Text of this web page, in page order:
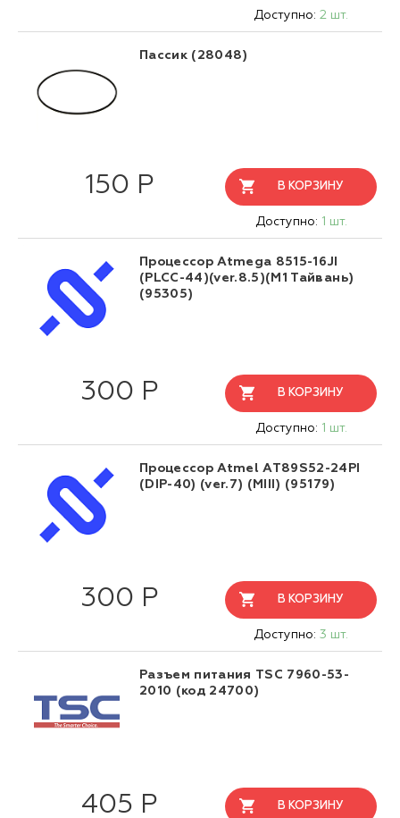
Доступно: 2 шт.
Пассик (28048)
150 Р В КОРЗИНУ
Доступно: 1 шт.
Процессор Atmega 8515-16JI
(PLCC-44)(ver.8.5)(М1 Тайвань)
(95305)
300 Р В КОРЗИНУ
Доступно: 1 шт.
Процессор Atmel AT89S52-24PI
(DIP-40) (ver.7) (MIII) (95179)
300 Р В КОРЗИНУ
Доступно: 3 шт.
Разъем питания TSC 7960-53-
2010 (код 24700)
405 Р В КОРЗИНУ